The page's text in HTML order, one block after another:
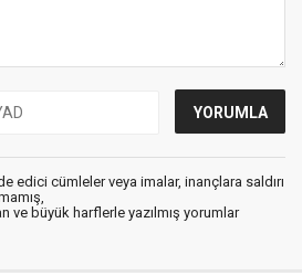
edici cümleler veya imalar, inançlara saldırı
ve büyük harflerle yazılmış yorumlar